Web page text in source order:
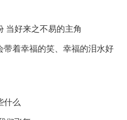
好来之不易的主角
着幸福的笑、幸福的泪水好
么